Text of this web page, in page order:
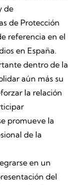
de
de Protección
referencia en el
en España.
dentro de la
aún más su
la relación
promueve la
de la
en un
del